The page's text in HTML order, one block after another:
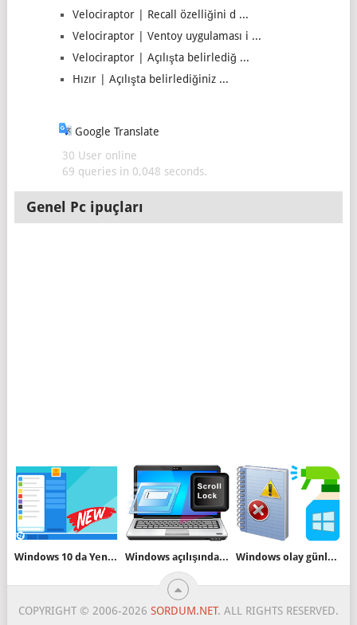
Velociraptor | Recall özelliğini d ...
Velociraptor | Ventoy uygulaması i ...
Velociraptor | Açılışta belirlediğ ...
Hızır | Açılışta belirlediğiniz ...
Google Translate
30 User online
69 queries in 0,048 seconds.
Genel Pc ipuçları
Windows 10 da Yeni Başlat Menüsünü Etkinleştirin Windows açılışında bir klavye tuşu devreye girsin Windows olay günlüklerini temizleyelim
COPYRIGHT © 2006-2026 SORDUM.NET. ALL RIGHTS RESERVED.